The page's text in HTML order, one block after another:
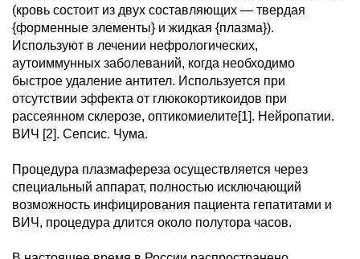
(кровь состоит из двух составляющих — твердая
{форменные элементы} и жидкая {плазма}).
Используют в лечении нефрологических,
аутоиммунных заболеваний, когда необходимо
быстрое удаление антител. Используется при
отсутствии эффекта от глюкокортикоидов при
рассеянном склерозе, оптикомиелите[1]. Нейропатии.
ВИЧ [2]. Сепсис. Чума.
Процедура плазмафереза осуществляется через
специальный аппарат, полностью исключающий
возможность инфицирования пациента гепатитами и
ВИЧ, процедура длится около полутора часов.